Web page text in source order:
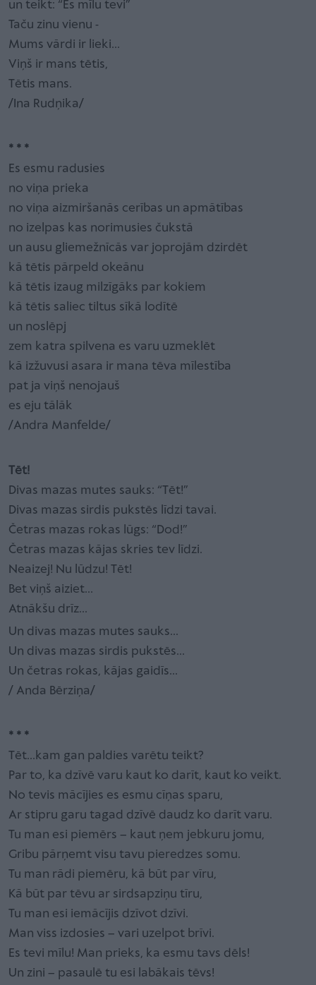
un teikt: “Es mīlu tevi”
Taču zinu vienu -
Mums vārdi ir lieki...
Viņš ir mans tētis,
Tētis mans.
/Ina Rudņika/
* * *
Es esmu radusies
no viņa prieka
no viņa aizmiršanās cerības un apmātības
no izelpas kas norimusies čukstā
un ausu gliemežnīcās var joprojām dzirdēt
kā tētis pārpeld okeānu
kā tētis izaug milzīgāks par kokiem
kā tētis saliec tiltus sīkā lodītē
un noslēpj
zem katra spilvena es varu uzmeklēt
kā izžuvusi asara ir mana tēva mīlestība
pat ja viņš nenojauš
es eju tālāk
/Andra Manfelde/
Tēt!
Divas mazas mutes sauks: “Tēt!”
Divas mazas sirdis pukstēs līdzi tavai.
Četras mazas rokas lūgs: “Dod!”
Četras mazas kājas skries tev līdzi.
Neaizej! Nu lūdzu! Tēt!
Bet viņš aiziet...
Atnākšu drīz...
Un divas mazas mutes sauks...
Un divas mazas sirdis pukstēs...
Un četras rokas, kājas gaidīs...
/ Anda Bērziņa/
* * *
Tēt...kam gan paldies varētu teikt?
Par to, ka dzīvē varu kaut ko darīt, kaut ko veikt.
No tevis mācījies es esmu cīņas sparu,
Ar stipru garu tagad dzīvē daudz ko darīt varu.
Tu man esi piemērs – kaut ņem jebkuru jomu,
Gribu pārņemt visu tavu pieredzes somu.
Tu man rādi piemēru, kā būt par vīru,
Kā būt par tēvu ar sirdsapziņu tīru,
Tu man esi iemācījis dzīvot dzīvi.
Man viss izdosies – vari uzelpot brīvi.
Es tevi mīlu! Man prieks, ka esmu tavs dēls!
Un zini – pasaulē tu esi labākais tēvs!